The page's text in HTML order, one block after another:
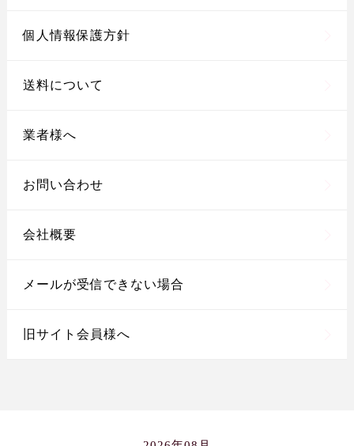
個人情報保護方針
送料について
業者様へ
お問い合わせ
会社概要
メールが受信できない場合
旧サイト会員様へ